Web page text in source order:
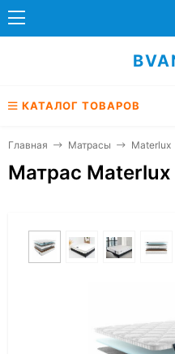
КАТАЛОГ ТОВАРОВ
Главная Матрасы Materlux
Матрас Materlux